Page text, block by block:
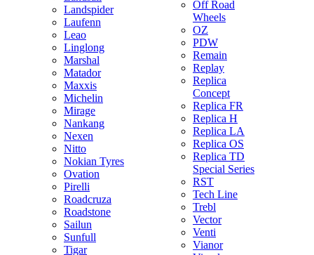
Landspider
Laufenn
Leao
Linglong
Marshal
Matador
Maxxis
Michelin
Mirage
Nankang
Nexen
Nitto
Nokian Tyres
Ovation
Pirelli
Roadcruza
Roadstone
Sailun
Sunfull
Tigar
Off Road
Wheels
OZ
PDW
Remain
Replay
Replica
Concept
Replica FR
Replica H
Replica LA
Replica OS
Replica TD
Special Series
RST
Tech Line
Trebl
Vector
Venti
Vianor